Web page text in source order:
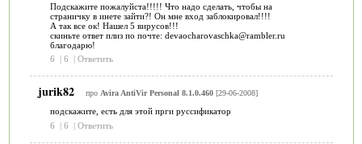
Подскажите пожалуйста!!!!! Что надо сделать, чтобы на
страничку в инете зайти?! Он мне вход заблокировал!!!!
А так все ок! Нашел 5 вирусов!!!
скиньте ответ плиз по почте: devaocharovaschka@rambler.ru
благодарю!
6
| 6 | Ответить
jurik82 про Avira AntiVir Personal 8.1.0.460[29-06-2008]
подскажите, есть для этой прги руссификатор
6
| 6 | Ответить